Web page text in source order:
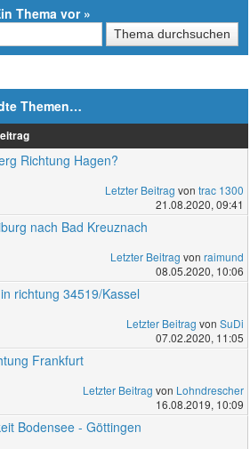
Thema vor»
Themen…
Richtung Hagen?
Letzter Beitrag von trac 1300
21.08.2020, 09:41
nach Bad Kreuznach
Letzter Beitrag von raimund
08.05.2020, 10:06
richtung 34519/Kassel
Letzter Beitrag von SuDi
07.02.2020, 11:05
Frankfurt
Letzter Beitrag von Lohndrescher
16.08.2019, 10:09
Bodensee - Göttingen